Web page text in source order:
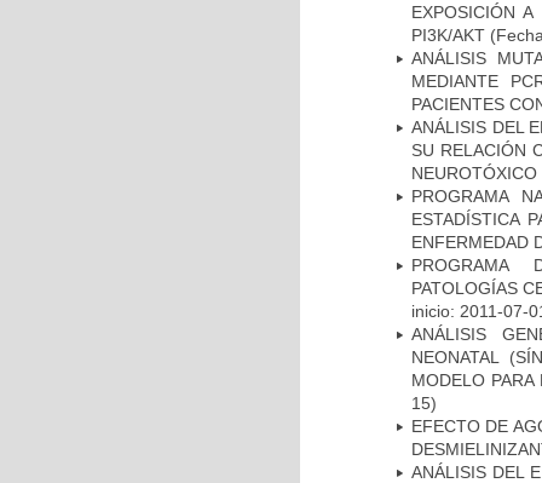
EXPOSICIÓN
PI3K/AKT
ANÁLISIS
MEDIANTE
PACIENTES
ANÁLISIS DEL
SU RELACIÓN
NEUROTÓXICO
PROGRAMA
ESTADÍSTICA
ENFERMEDAD
PROGRAMA
PATOLOGÍAS
inicio: 2011-07-
ANÁLISIS
NEONATAL
MODELO
15)
EFECTO DE
ANÁLISIS DEL